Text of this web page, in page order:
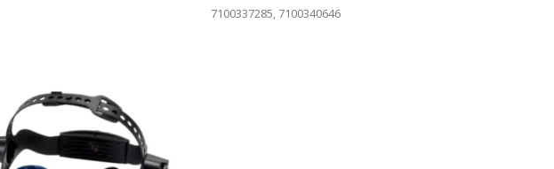
7100337285, 7100340646